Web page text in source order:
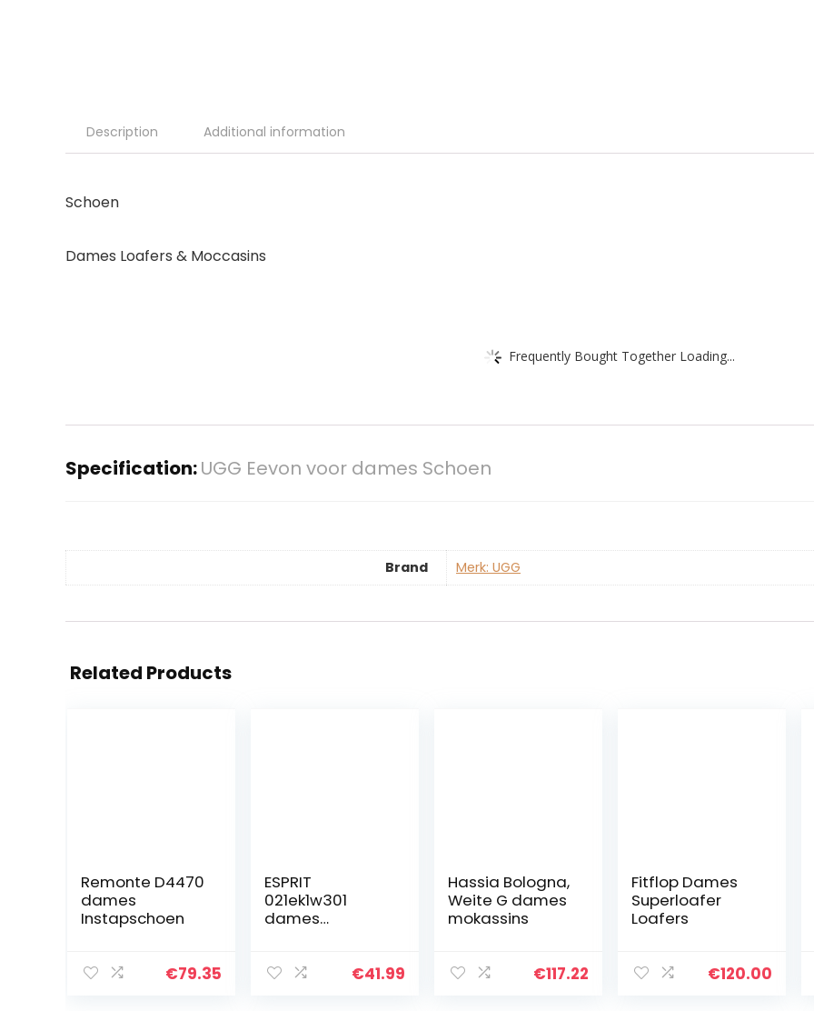
Description Additional information
Schoen
Dames Loafers & Moccasins
Frequently Bought Together Loading...
Specification:UGG Eevon voor dames Schoen
Brand Merk: UGG
Related Products
Remonte D4470
dames
Instapschoen
€79.35
ESPRIT
021ek1w301
dames
€41.99
Hassia Bologna,
Weite G dames
mokassins
€117.22
Fitflop Dames
Superloafer
Loafers
€120.00